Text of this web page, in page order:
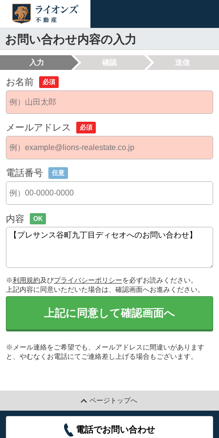
お問い合わせ内容の入力
入力 確認 送信
お名前 必須
メールアドレス 必須
電話番号 任意
内容 OK
※利用規約及びプライバシーポリシーを必ずお読みください。
上記内容に同意いただいた場合は、確認画面へお進みください。
上記に同意して確認画面へ
※メール連絡をご希望でも、メールアドレスに間違いがあります
と、やむなくお電話にてご連絡差し上げる場合もございます。
ページトップへ
電話でお問い合わせ